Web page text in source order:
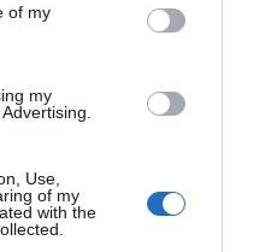
of my
my
Use,
of my
with the
98% a
Foment